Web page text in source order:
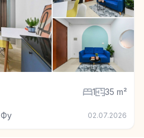
2 - Тхао Дьен / Ан Фу,
1 35 m²
02.07.2026